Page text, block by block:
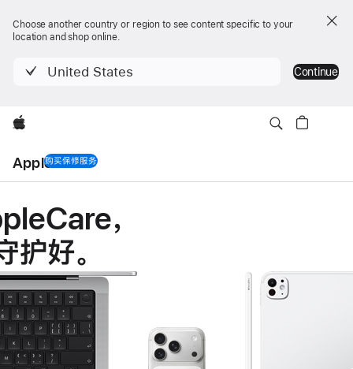
Choose another country or region to see content specific to your
location and shop online.
United States Continue
Apple
AppleCare
购买保修服务
，
护好。